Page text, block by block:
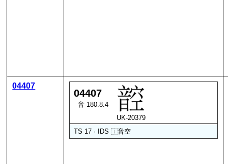
04407
04407
音 180.8.4
UK-20379
TS 17 · IDS⿰音空